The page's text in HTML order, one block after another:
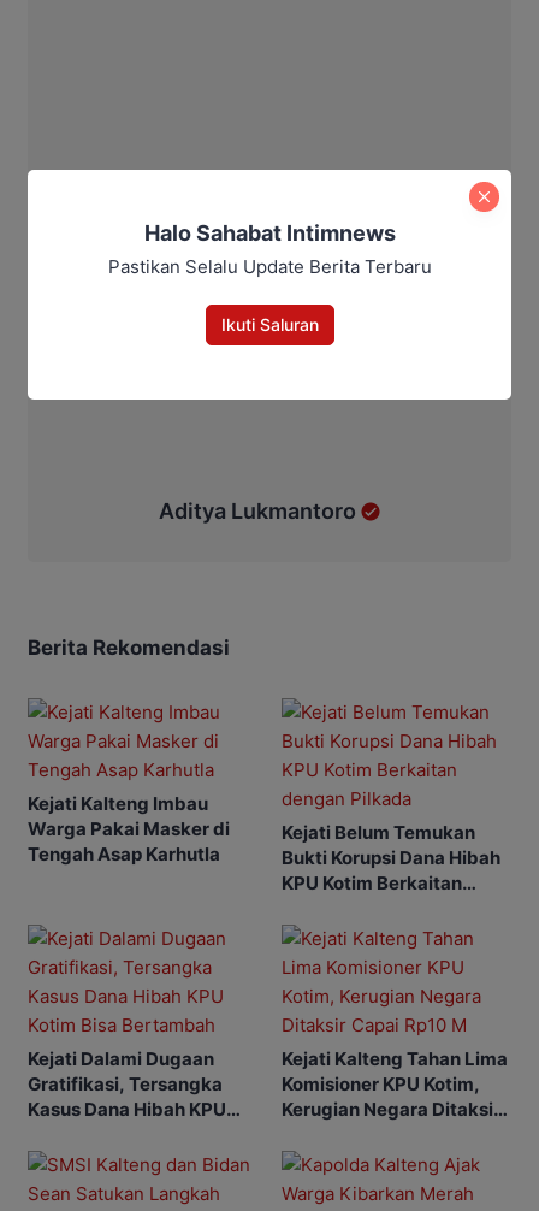
Aditya Lukmantoro
Berita Rekomendasi
Kejati Kalteng Imbau
Warga Pakai Masker di
Tengah Asap Karhutla
Kejati Belum Temukan
Bukti Korupsi Dana Hibah
KPU Kotim Berkaitan
Kejati Dalami Dugaan
Gratifikasi, Tersangka
Kasus Dana Hibah KPU
Kejati Kalteng Tahan Lima
Komisioner KPU Kotim,
Kerugian Negara Ditaksir
Halo Sahabat Intimnews
Pastikan Selalu Update Berita Terbaru
Ikuti Saluran